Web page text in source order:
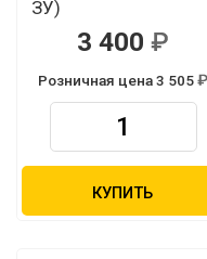
ЗУ)
3 400
Розничная цена 3 505
КУПИТЬ